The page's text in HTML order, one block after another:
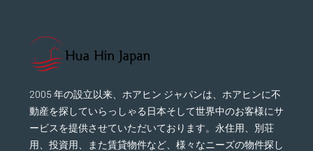
2005 年の設立以来、ホアヒン ジャパンは、ホアヒンに不
動産を探していらっしゃる日本そして世界中のお客様にサ
ービスを提供させていただいております。永住用、別荘
用、投資用、また賃貸物件など、様々なニーズの物件探し